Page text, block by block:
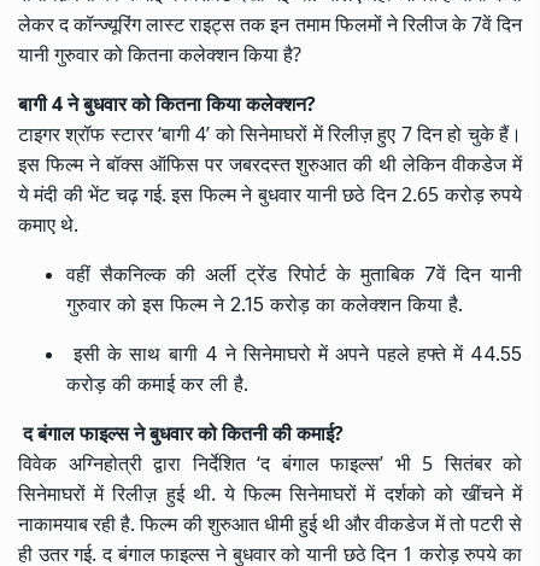
लेकर द कॉन्ज्यूरिंग लास्ट राइट्स तक इन तमाम फिलमों ने रिलीज के 7वें दिन
यानी गुरुवार को कितना कलेक्शन किया है?
बागी 4ने बुधवार को कितना किया कलेक्शन?
टाइगर श्रॉफ स्टारर ‘बागी 4’ को सिनेमाघरों में रिलीज़ हुए 7 दिन हो चुके हैं।
इस फिल्म ने बॉक्स ऑफिस पर जबरदस्त शुरुआत की थी लेकिन वीकडेज में
ये मंदी की भेंट चढ़ गई. इस फिल्म ने बुधवार यानी छठे दिन 2.65 करोड़ रुपये
कमाए थे.
वहीं सैकनिल्क की अर्ली ट्रेंड रिपोर्ट के मुताबिक 7वें दिन यानी
गुरुवार को इस फिल्म ने 2.15 करोड़ का कलेक्शन किया है.
इसी के साथ बागी 4 ने सिनेमाघरो में अपने पहले हफ्ते में 44.55
करोड़ की कमाई कर ली है.
द बंगाल फाइल्स ने बुधवार को कितनी की कमाई?
विवेक अग्निहोत्री द्वारा निर्देशित ‘द बंगाल फाइल्स’ भी 5 सितंबर को
सिनेमाघरों में रिलीज़ हुई थी. ये फिल्म सिनेमाघरों में दर्शको को खींचने में
नाकामयाब रही है. फिल्म की शुरुआत धीमी हुई थी और वीकडेज में तो पटरी से
ही उतर गई. द बंगाल फाइल्स ने बुधवार को यानी छठे दिन 1 करोड़ रुपये का